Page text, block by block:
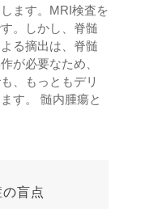
ます。MRI検査を
。しかし、脊髄
る摘出は、脊髄
が必要なため、
、もっともデリ
す。 髄内腫瘍と
盲点